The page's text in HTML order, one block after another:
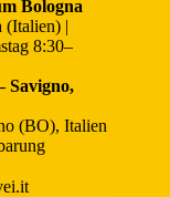
Bologna
(Italien) |
8:30–
Savigno,
(BO), Italien